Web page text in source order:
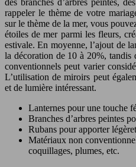
rappeler le thème de votre
sur le thème de la mer, vous
étoiles de mer parmi les fleurs,
estivale. En moyenne, l’ajout de
la décoration de 10 à 20%, tandis
conventionnels peut varier
L’utilisation de miroirs peut
et de lumière intéressant.
Lanternes pour une touche
Branches d’arbres peintes
Rubans pour apporter
Matériaux non
coquillages, plumes, etc.